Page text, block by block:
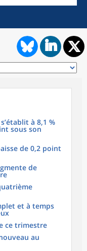
à 8,1 %
sous son
de 0,2 point
de
et à temps
ce trimestre
au